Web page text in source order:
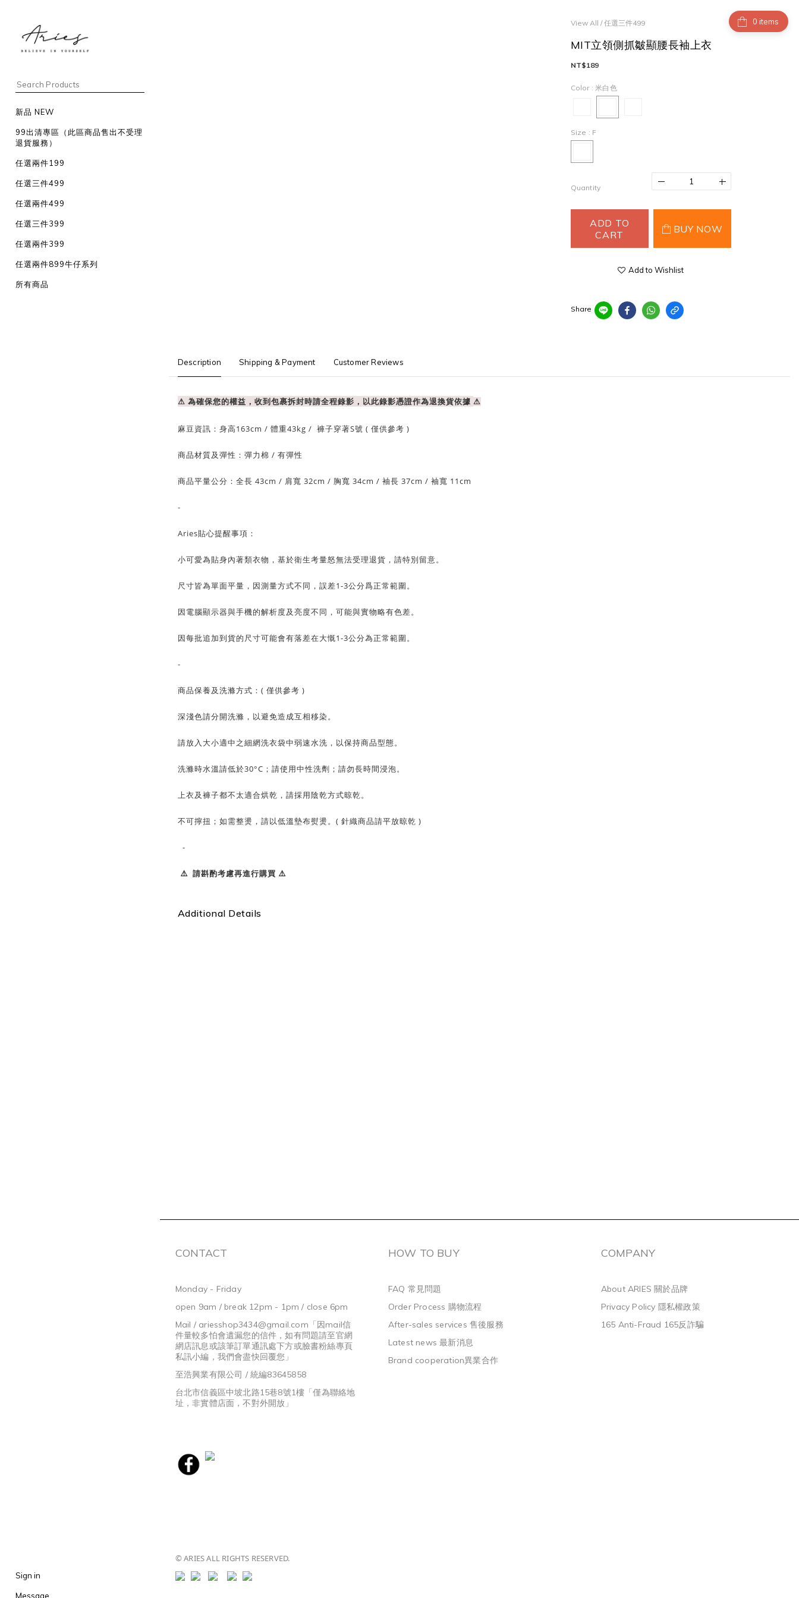
新品 NEW
99出清專區（此區商品售出不受理
退貨服務）
任選兩件199
任選三件499
任選兩件499
任選三件399
任選兩件399
任選兩件899牛仔系列
所有商品
Sign in
Message
items
View All /任選三件499
MIT立領側抓皺顯腰長袖上衣
NT$189
Color : 米白色
Size : F
Quantity
ADD TO
CART
BUY NOW
Add to Wishlist
Share
Description Shipping & Payment Customer Reviews
⚠ 為確保您的權益，收到包裹拆封時請全程錄影，以此錄影憑證作為退換貨依據 ⚠
麻豆資訊： 身高163cm / 體重43kg / 褲子穿著S號 ( 僅供參考 )
商品材質及彈性：彈力棉 / 有彈性
商品平量公分：全長 43cm / 肩寬 32cm / 胸寬 34cm / 袖長 37cm / 袖寬 11cm
-
Aries貼心提醒事項：
小可愛為貼身內著類衣物，基於衛生考量怒無法受理退貨，請特別留意。
尺寸皆為單面平量，因測量方式不同，誤差1-3公分爲正常範圍。
因電腦顯示器與手機的解析度及亮度不同，可能與實物略有色差。
因每批追加到貨的尺寸可能會有落差在大慨1-3公分為正常範圍。
-
商品保養及洗滌方式：( 僅供參考 )
深淺色請分開洗滌，以避免造成互相移染。
請放入大小適中之細網洗衣袋中弱速水洗，以保持商品型態。
洗滌時水溫請低於30°C；請使用中性洗劑；請勿長時間浸泡。
上衣及褲子都不太適合烘乾，請採用陰乾方式晾乾。
不可擰扭；如需整燙，請以低溫墊布熨燙。( 針織商品請平放晾乾 )
-
⚠️ 請斟酌考慮再進行購買 ⚠️
Additional Details
CONTACT
Monday - Friday
open 9am / break 12pm - 1pm / close 6pm
Mail / ariesshop3434@gmail.com 「因mail信
件量較多怕會遺漏您的信件，如有問題請至官網
網店訊息或該筆訂單通訊處下方或臉書粉絲專頁
私訊小編，我們會盡快回覆您」
至浩興業有限公司 / 統編83645858
台北市信義區中坡北路15巷8號1樓「僅為聯絡地
址，非實體店面，不對外開放」
HOW TO BUY
FAQ 常見問題
Order Process 購物流程
After-sales services 售後服務
Latest news 最新消息
Brand cooperation異業合作
COMPANY
About ARIES 關於品牌
Privacy Policy 隱私權政策
165 Anti-Fraud 165反詐騙
© ARIES ALL RIGHTS RESERVED.